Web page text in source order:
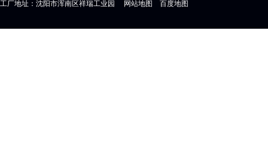
工厂地址：沈阳市浑南区祥瑞工业园 网站地图 百度地图